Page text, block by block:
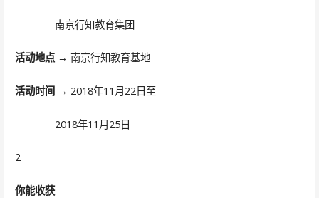
南京行知教育集团
活动地点→ 南京行知教育基地
活动时间→ 2018年11月22日至
2018年11月25日
2
你能收获